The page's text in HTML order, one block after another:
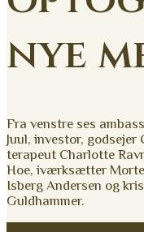
nye
Fra venstre ses
Juul, investor,
terapeut Charlotte
Hoe, iværksætter
Isberg Andersen og
Guldhammer.